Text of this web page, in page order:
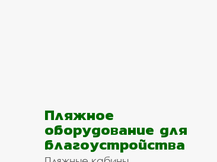
Пляжное
оборудование для
благоустройства